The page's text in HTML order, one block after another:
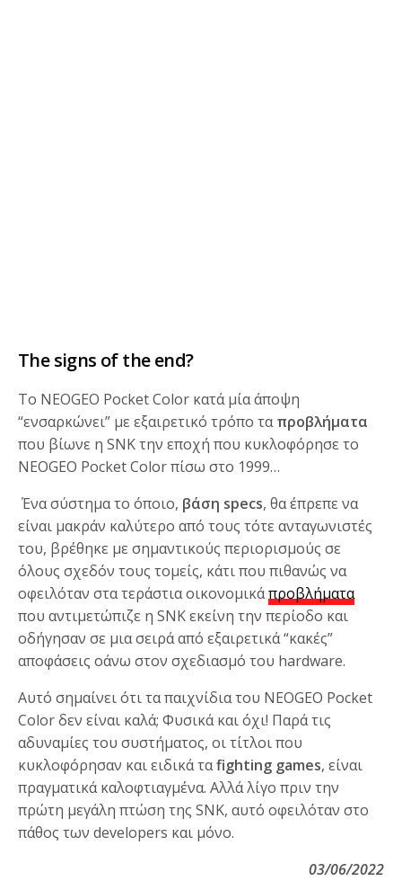
The signs of the end?
Το NEOGEO Pocket Color κατά μία άποψη
“ενσαρκώνει” με εξαιρετικό τρόπο ταπροβλήματα
που βίωνε η SNK την εποχή που κυκλοφόρησε το
NEOGEO Pocket Color πίσω στο 1999…
Ένα σύστημα το όποιο, βάση specs, θα έπρεπε να
είναι μακράν καλύτερο από τους τότε ανταγωνιστές
του, βρέθηκε με σημαντικούς περιορισμούς σε
όλους σχεδόν τους τομείς, κάτι που πιθανώς να
οφειλόταν στα τεράστια οικονομικάπροβλήματα
που αντιμετώπιζε η SNK εκείνη την περίοδο και
οδήγησαν σε μια σειρά από εξαιρετικά “κακές”
αποφάσεις οάνω στον σχεδιασμό του hardware.
Αυτό σημαίνει ότι τα παιχνίδια του NEOGEO Pocket
Color δεν είναι καλά; Φυσικά και όχι! Παρά τις
αδυναμίες του συστήματος, οι τίτλοι που
κυκλοφόρησαν και ειδικά ταfighting games, είναι
πραγματικά καλοφτιαγμένα. Αλλά λίγο πριν την
πρώτη μεγάλη πτώση της SNK, αυτό οφειλόταν στο
πάθος των developers και μόνο.
03/06/2022